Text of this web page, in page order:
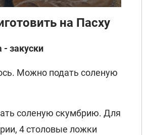
на Пасху
закуски
Можно подать соленую
соленую скумбрию. Для
4 столовые ложки